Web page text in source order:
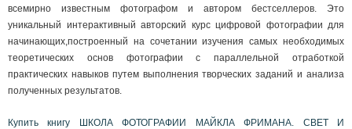
всемирно известным фотографом и автором бестселлеров. Это
уникальный интерактивный авторский курс цифровой фотографии для
начинающих,построенный на сочетании изучения самых необходимых
теоретических основ фотографии с параллельной отработкой
практических навыков путем выполнения творческих заданий и анализа
полученных результатов.
Купить книгу ШКОЛА ФОТОГРАФИИ МАЙКЛА ФРИМАНА. СВЕТ И